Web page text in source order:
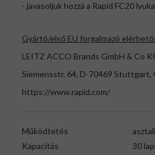
- javasoljuk hozzá a Rapid FC20
Gyártó/első EU forgalmazó
LEITZ ACCO Brands GmbH & Co
Siemensstr. 64, D-70469 Stuttgart,
https://www.rapid.com/
Működtetés
asztali
Kapacitás
30